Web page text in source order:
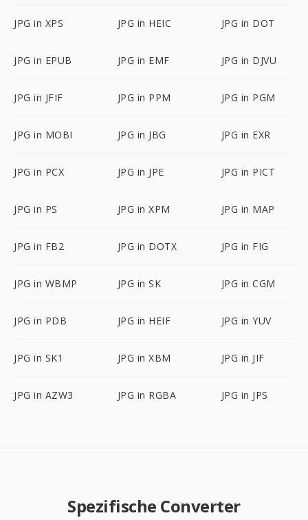
JPG in XPS JPG in HEIC JPG in DOT
JPG in EPUB JPG in EMF JPG in DJVU
JPG in JFIF JPG in PPM JPG in PGM
JPG in MOBI JPG in JBG JPG in EXR
JPG in PCX JPG in JPE JPG in PICT
JPG in PS JPG in XPM JPG in MAP
JPG in FB2 JPG in DOTX JPG in FIG
JPG in WBMP JPG in SK JPG in CGM
JPG in PDB JPG in HEIF JPG in YUV
JPG in SK1 JPG in XBM JPG in JIF
JPG in AZW3 JPG in RGBA JPG in JPS
Spezifische Converter